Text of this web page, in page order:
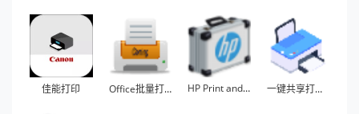
佳能打印 Office批量打印助手 HP Print and Scan Doctor 一键共享打印机